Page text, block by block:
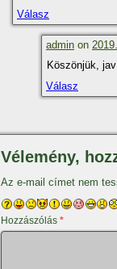
Válasz
admin on
Köszönjük,
Válasz
Vélemény,
Az e-mail címet nem
Hozzászólás *